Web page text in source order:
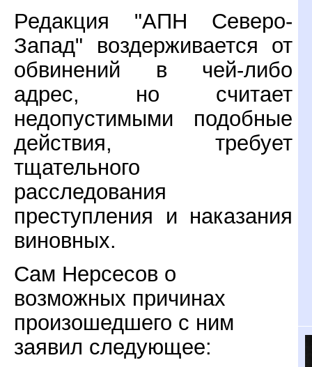
Редакция "АПН Северо-
Запад" воздерживается от
обвинений в чей-либо
адрес, но считает
недопустимыми подобные
действия, требует
тщательного
расследования
преступления и наказания
виновных.
Сам Нерсесов о
возможных причинах
произошедшего с ним
заявил следующее: